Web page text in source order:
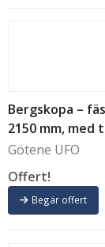
Bergskopa –
2150 mm, med
Götene UFO
Offert!
Begär offert